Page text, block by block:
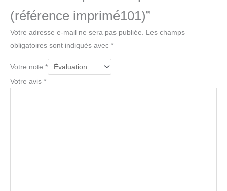
(référence imprimé101)”
Votre adresse e-mail ne sera pas publiée.
Les champs
obligatoires sont indiqués avec *
Votre note *
Votre avis *